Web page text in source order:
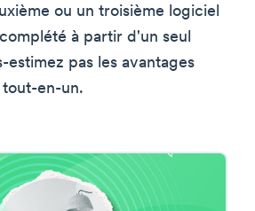
ou un troisième logiciel
à partir d'un seul
estimez pas les avantages
en-un.